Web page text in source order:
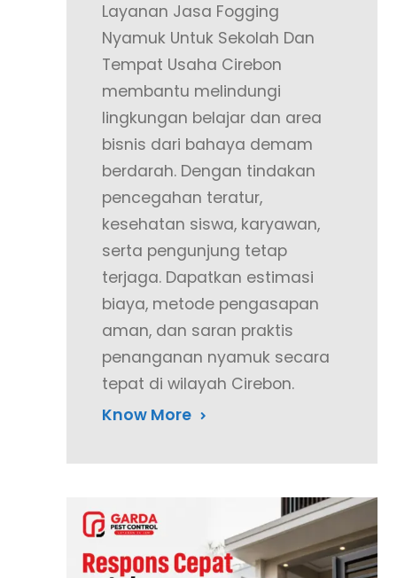
Layanan Jasa Fogging
Nyamuk Untuk Sekolah Dan
Tempat Usaha Cirebon
membantu melindungi
lingkungan belajar dan area
bisnis dari bahaya demam
berdarah. Dengan tindakan
pencegahan teratur,
kesehatan siswa, karyawan,
serta pengunjung tetap
terjaga. Dapatkan estimasi
biaya, metode pengasapan
aman, dan saran praktis
penanganan nyamuk secara
tepat di wilayah Cirebon.
Know More